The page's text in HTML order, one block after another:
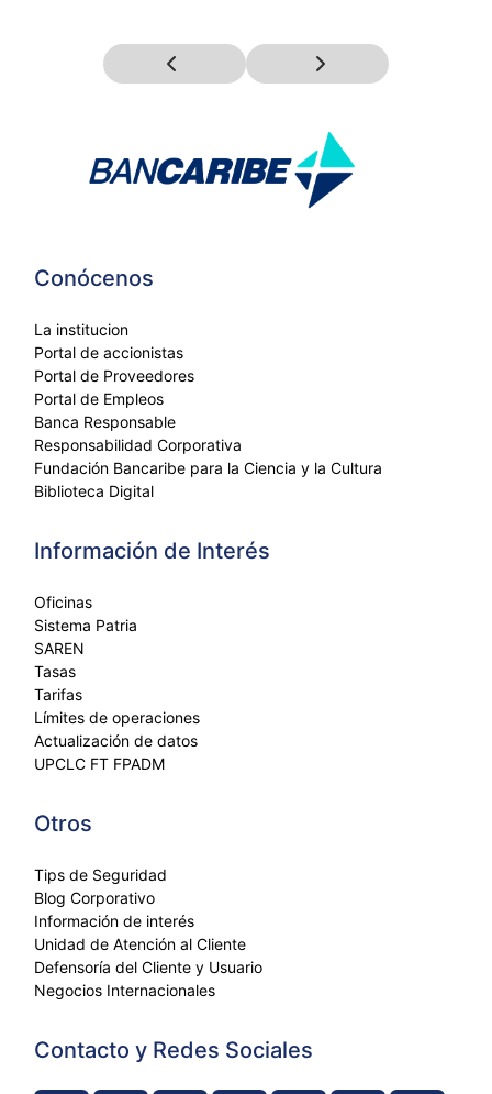
Conócenos
La institucion
Portal de accionistas
Portal de Proveedores
Portal de Empleos
Banca Responsable
Responsabilidad Corporativa
Fundación Bancaribe para la Ciencia y la Cultura
Biblioteca Digital
Información de Interés
Oficinas
Sistema Patria
SAREN
Tasas
Tarifas
Límites de operaciones
Actualización de datos
UPCLC FT FPADM
Otros
Tips de Seguridad
Blog Corporativo
Información de interés
Unidad de Atención al Cliente
Defensoría del Cliente y Usuario
Negocios Internacionales
Contacto y Redes Sociales